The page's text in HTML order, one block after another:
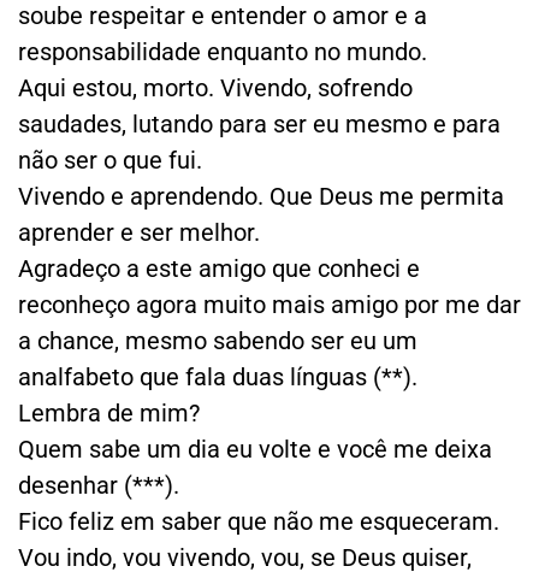
soube respeitar e entender o amor e a
responsabilidade enquanto no mundo.
Aqui estou, morto. Vivendo, sofrendo
saudades, lutando para ser eu mesmo e para
não ser o que fui.
Vivendo e aprendendo. Que Deus me permita
aprender e ser melhor.
Agradeço a este amigo que conheci e
reconheço agora muito mais amigo por me dar
a chance, mesmo sabendo ser eu um
analfabeto que fala duas línguas (**).
Lembra de mim?
Quem sabe um dia eu volte e você me deixa
desenhar (***).
Fico feliz em saber que não me esqueceram.
Vou indo, vou vivendo, vou, se Deus quiser,